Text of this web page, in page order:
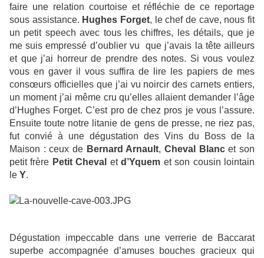
faire une relation courtoise et réfléchie de ce reportage
sous assistance. Hughes Forget, le chef de cave, nous fit
un petit speech avec tous les chiffres, les détails, que je
me suis empressé d’oublier vu que j’avais la tête ailleurs
et que j’ai horreur de prendre des notes. Si vous voulez
vous en gaver il vous suffira de lire les papiers de mes
consœurs officielles que j’ai vu noircir des carnets entiers,
un moment j’ai même cru qu’elles allaient demander l’âge
d’Hughes Forget. C’est pro de chez pros je vous l’assure.
Ensuite toute notre litanie de gens de presse, ne riez pas,
fut convié à une dégustation des Vins du Boss de la
Maison : ceux de Bernard Arnault,Cheval Blancet son
petit frère Petit Cheval etd’Yquem et son cousin lointain
le Y.
Dégustation impeccable dans une verrerie de Baccarat
superbe accompagnée d’amuses bouches gracieux qui